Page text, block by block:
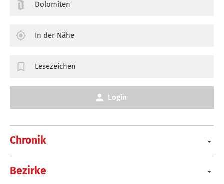
Chronik
Bezirke
Dolomiten
In der Nähe
Lesezeichen
Login